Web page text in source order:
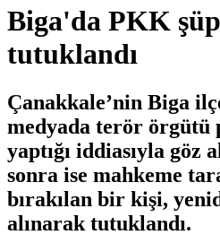
Biga'da PKK
tutuklandı
Çanakkale’nin Biga
medyada terör örgütü
yaptığı iddiasıyla göz
sonra ise mahkeme
bırakılan bir kişi,
alınarak tutuklandı.